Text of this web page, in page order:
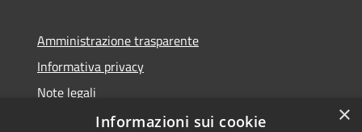
Amministrazione trasparente
Informativa privacy
Note legali
Dichiarazione di accessibilità
×
Informazioni sui cookie